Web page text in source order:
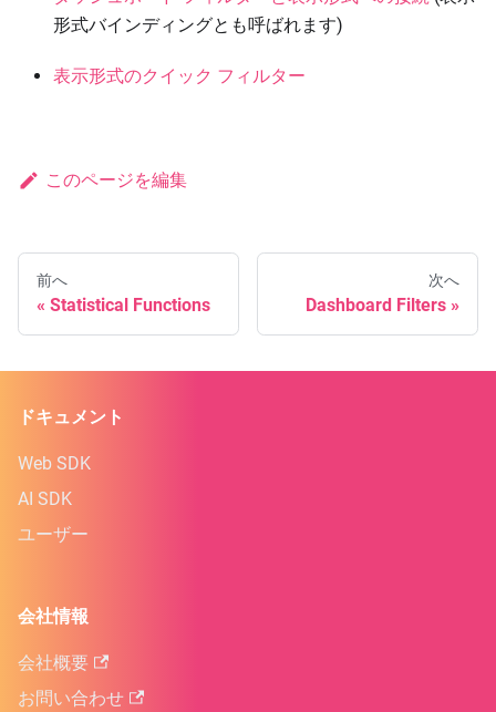
形式バインディングとも呼ばれます)
表示形式のクイック フィルター
このページを編集
前へ
Statistical Functions
次へ
Dashboard Filters
ドキュメント
Web SDK
AI SDK
ユーザー
会社情報
会社概要
お問い合わせ